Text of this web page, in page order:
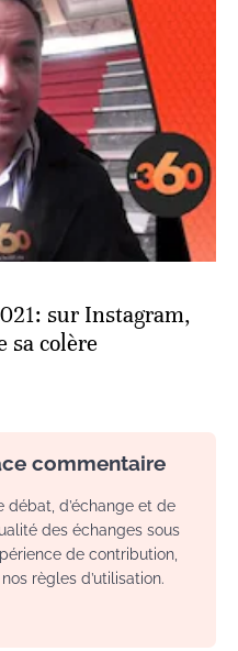
sur Instagram,
sa colère
commentaire
débat, d’échange et de
des échanges sous
de contribution,
règles d’utilisation.